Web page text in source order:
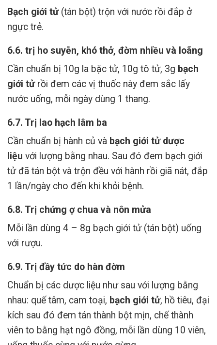
Bạch giới tử(tán bột) trộn với nước rồi đắp ở
ngực trẻ.
6.6. trị ho suyễn, khó thở, đờm nhiều và loãng
Cần chuẩn bị 10g la bặc tử, 10g tô tử, 3g bạch
giới tửrồi đem các vị thuốc này đem sắc lấy
nước uống, mỗi ngày dùng 1 thang.
6.7. Trị lao hạch lâm ba
Cần chuẩn bị hành củ và bạch giới tử dược
liệu với lượng bằng nhau. Sau đó đem bạch giới
tử đã tán bột và trộn đều với hành rồi giã nát, đắp
1 lần/ngày cho đến khi khỏi bệnh.
6.8. Trị chứng ợ chua và nôn mửa
Mỗi lần dùng 4 – 8g bạch giới tử (tán bột) uống
với rượu.
6.9. Trị đầy tức do hàn đờm
Chuẩn bị các dược liệu như sau với lượng bằng
nhau: quế tâm, cam toại, bạch giới tử, hồ tiêu, đại
kích sau đó đem tán thành bột mịn, chế thành
viên to bằng hạt ngô đồng, mỗi lần dùng 10 viên,